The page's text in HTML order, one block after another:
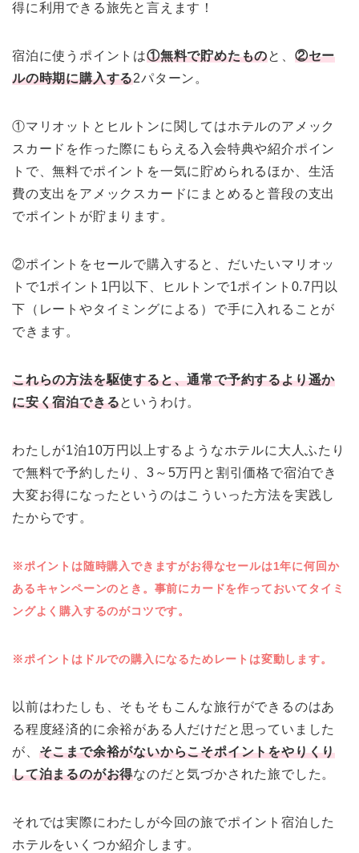
得に利用できる旅先と言えます！
宿泊に使うポイントは①無料で貯めたものと、 ②セー
ルの時期に購入する2パターン。
①マリオットとヒルトンに関してはホテルのアメック
スカードを作った際にもらえる入会特典や紹介ポイン
トで、無料でポイントを一気に貯められるほか、生活
費の支出をアメックスカードにまとめると普段の支出
でポイントが貯まります。
②ポイントをセールで購入すると、だいたいマリオッ
トで1ポイント1円以下、ヒルトンで1ポイント0.7円以
下（レートやタイミングによる）で手に入れることが
できます。
これらの方法を駆使すると、通常で予約するより遥か
に安く宿泊できるというわけ。
わたしが1泊10万円以上するようなホテルに大人ふたり
で無料で予約したり、3～5万円と割引価格で宿泊でき
大変お得になったというのはこういった方法を実践し
たからです。
※ポイントは随時購入できますがお得なセールは1年に何回か
あるキャンペーンのとき。事前にカードを作っておいてタイミ
ングよく購入するのがコツです。
※ポイントはドルでの購入になるためレートは変動します。
以前はわたしも、そもそもこんな旅行ができるのはあ
る程度経済的に余裕がある人だけだと思っていました
が、 そこまで余裕がないからこそポイントをやりくり
して泊まるのがお得なのだと気づかされた旅でした。
それでは実際にわたしが今回の旅でポイント宿泊した
ホテルをいくつか紹介します。